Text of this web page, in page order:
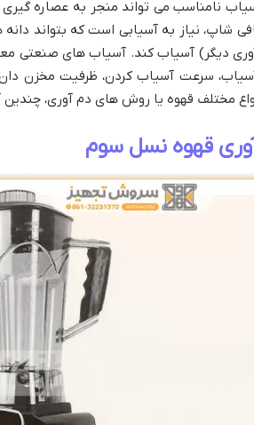
شاپ، نیاز به آسیابی است که بتواند
دیگر) آسیاب کند. آسیاب های صنعتی
سرعت آسیاب کردن، ظرفیت مخزن
مختلف قهوه یا روش های دم آوری،
قهوه نسل سوم